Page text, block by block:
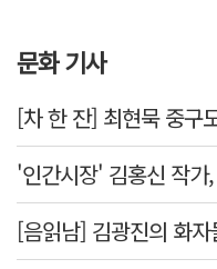
문화 기사
'인간시장' 김홍신 작가